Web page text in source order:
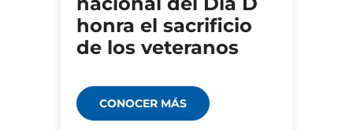
honra el sacrificio
de los veteranos
CONOCER MÁS